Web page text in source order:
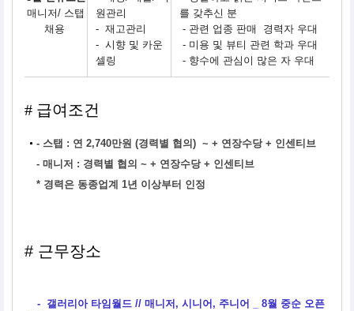
매니저/ 스탭
채용
원관리
- 재고관리
- 시향 및 카운
셀링
를 갖추신 분
- 관련 업종 판매 경력자 우대
- 미용 및 뷰티 관련 학과 우대
- 향수에 관심이 많은 자 우대
# 급여조건
- 스탭 : 연 2,740만원 (경력별 협의) ~ + 연장수당 + 인센티브
- 매니저 : 경력별 협의 ~ + 연장수당 + 인센티브
* 경력은 동종업계 1년 이상부터 인정
# 근무장소
- 갤러리아 타임월드 // 매니저, 시니어, 주니어 _ 8월 중순 오픈